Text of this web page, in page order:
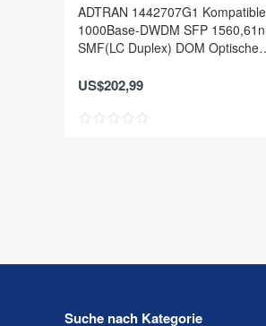
ADTRAN 1442707G1
1000Base-DWDM SFP
SMF(LC Duplex) DOM Optische
US$202,99
Suche nach Kategorie